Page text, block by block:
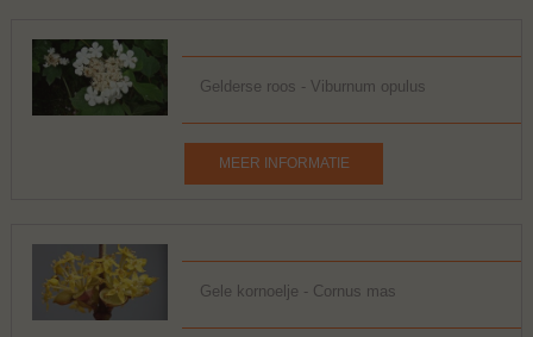
Gelderse roos - Viburnum opulus
MEER INFORMATIE
Gele kornoelje - Cornus mas